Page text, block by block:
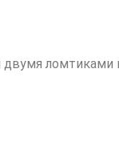
ломтиками